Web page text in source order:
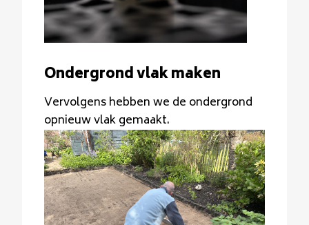
Ondergrond vlak maken
Vervolgens hebben we de ondergrond
opnieuw vlak gemaakt.